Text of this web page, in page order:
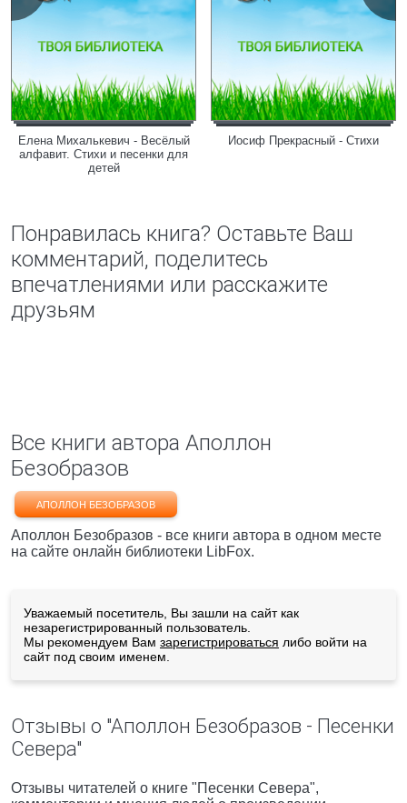
Елена Михалькевич - Весёлый
алфавит. Стихи и песенки для
детей
Иосиф Прекрасный - Стихи
Понравилась книга? Оставьте Ваш
комментарий, поделитесь
впечатлениями или расскажите
друзьям
Все книги автора Аполлон
Безобразов
АПОЛЛОН БЕЗОБРАЗОВ
Аполлон Безобразов - все книги автора в одном месте
на сайте онлайн библиотеки LibFox.
Уважаемый посетитель, Вы зашли на сайт как
незарегистрированный пользователь.
Мы рекомендуем Вам зарегистрироваться либо войти на
сайт под своим именем.
Отзывы о "Аполлон Безобразов - Песенки
Севера"
Отзывы читателей о книге "Песенки Севера",